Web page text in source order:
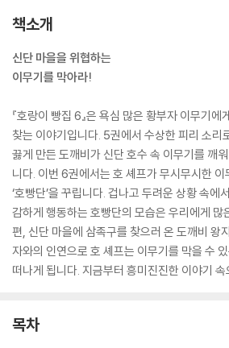
책소개
신단 마을을 위협하는
이무기를 막아라!
『호랑이 빵집 6』은 욕심 많은 황부자 이무기
찾는 이야기입니다. 5권에서 수상한 피리 소리
끓게 만든 도깨비가 신단 호수 속 이무기를 깨
니다. 이번 6권에서는 호 셰프가 무시무시한
‘호빵단’을 꾸립니다. 겁나고 두려운 상황 속에
감하게 행동하는 호빵단의 모습은 우리에게 많
편, 신단 마을에 삼족구를 찾으러 온 도깨비 왕
자와의 인연으로 호 셰프는 이무기를 막을 수
떠나게 됩니다. 지금부터 흥미진진한 이야기
목차